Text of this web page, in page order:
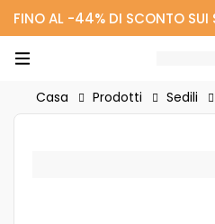
FINO AL -44% DI SCONTO SUI
Casa Prodotti Sedili